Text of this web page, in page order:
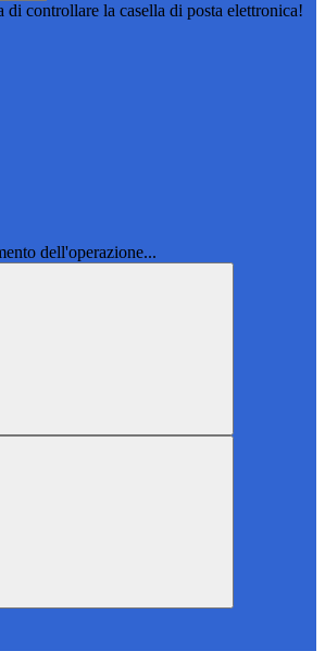
di controllare la casella di posta elettronica!
dell'operazione...